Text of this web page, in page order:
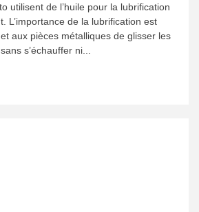
choisir
la
bonne
utilisent de l’huile pour la lubrification
L’importance de la lubrification est
aux pièces métalliques de glisser les
s’échauffer ni...